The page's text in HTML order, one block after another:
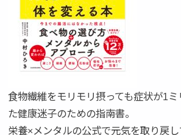
食物繊維をモリモリ摂っても症状が1
た健康迷子のための指南書。
栄養×メンタルの公式で元気を取り戻